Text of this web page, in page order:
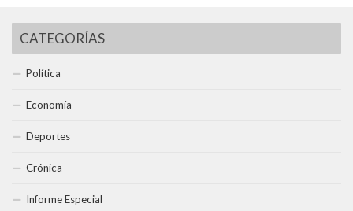
CATEGORÍAS
Política
Economía
Deportes
Crónica
Informe Especial